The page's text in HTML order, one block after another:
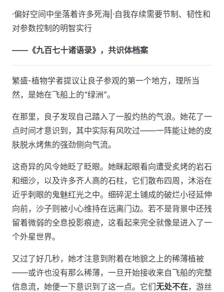
·偏好空间中坐落着许多死海|·自我存续需要节制、韧性和
对参数控制的明智实行
——《九百七十诸语录》，共识体档案
繁盛-植物学者提议让良子参观的第一个地方，理所当
然，是她在飞船上的“绿洲”。
在那里，良子发现自己踏入了一股灼热的气浪。她花了一
点时间才意识到，其中实际有风吹过——一阵能让她的皮
肤脱水烤焦的强劲侧向气流。
这奇异的风令她眨了眨眼。她眯起眼看向遭受炙烤的岩石
和细沙，以及许多齐人高的石柱，它们散布四周，沐浴在
近乎刺眼的鬼魅红光之中。细碎泥土铺成的破烂小径延伸
向前，沙子则被小心维持在远离门边。若不是背景中还残
留着微弱的全息投影痕迹，这看起来完全就像是进入了一
个外星世界。
又过了好几秒，她才注意到附着在地貌之上的稀薄植被
——或许也没有那么稀薄，一旦开始接收来自飞船的完整
信息流，她便一下意识到了这一点。它们无处不在，游丝